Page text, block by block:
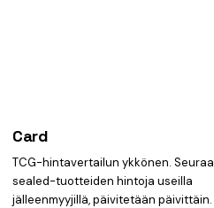
Card
TCG-hintavertailun ykkönen. Seuraa
sealed-tuotteiden hintoja useilla
jälleenmyyjillä, päivitetään päivittäin.